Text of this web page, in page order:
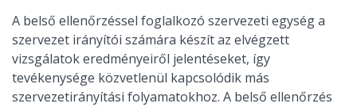
A belső ellenőrzéssel foglalkozó szervezeti egység a
szervezet irányítói számára készít az elvégzett
vizsgálatok eredményeiről jelentéseket, így
tevékenysége közvetlenül kapcsolódik más
szervezetirányítási folyamatokhoz. A belső ellenőrzés